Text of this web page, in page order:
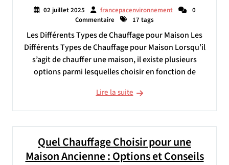
02 juillet 2025 francepacenvironnement
0
Commentaire
17 tags
Les Différents Types de Chauffage pour Maison Les
Différents Types de Chauffage pour Maison Lorsqu’il
s’agit de chauffer une maison, il existe plusieurs
options parmi lesquelles choisir en fonction de
Lire la suite
Quel Chauffage Choisir pour une
Maison Ancienne : Options et Conseils